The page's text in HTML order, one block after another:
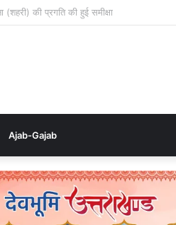
उत्तराखंड ने किया नेतृत्व
Ajab-Gajab